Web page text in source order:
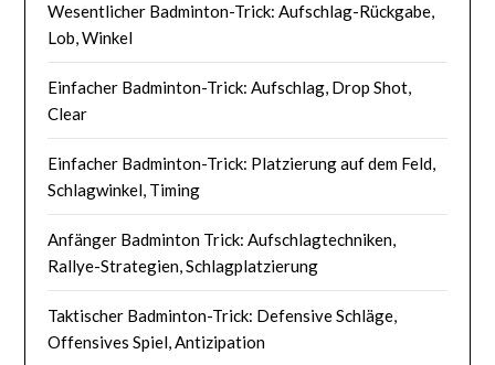
Wesentlicher Badminton-Trick: Aufschlag-Rückgabe,
Lob, Winkel
Einfacher Badminton-Trick: Aufschlag, Drop Shot,
Clear
Einfacher Badminton-Trick: Platzierung auf dem Feld,
Schlagwinkel, Timing
Anfänger Badminton Trick: Aufschlagtechniken,
Rallye-Strategien, Schlagplatzierung
Taktischer Badminton-Trick: Defensive Schläge,
Offensives Spiel, Antizipation